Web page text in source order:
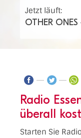
Jetzt läuft:
OTHER ONES
Radio
überall
Starten Sie